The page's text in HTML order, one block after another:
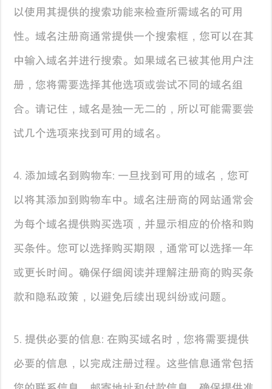
以使用其提供的搜索功能来检查所需域名的可用
性。域名注册商通常提供一个搜索框，您可以在其
中输入域名并进行搜索。如果域名已被其他用户注
册，您将需要选择其他选项或尝试不同的域名组
合。请记住，域名是独一无二的，所以可能需要尝
试几个选项来找到可用的域名。
4. 添加域名到购物车: 一旦找到可用的域名，您可
以将其添加到购物车中。域名注册商的网站通常会
为每个域名提供购买选项，并显示相应的价格和购
买条件。您可以选择购买期限，通常可以选择一年
或更长时间。确保仔细阅读并理解注册商的购买条
款和隐私政策，以避免后续出现纠纷或问题。
5. 提供必要的信息: 在购买域名时，您将需要提供
必要的信息，以完成注册过程。这些信息通常包括